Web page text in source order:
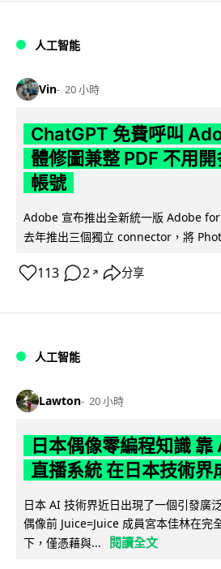
人工智能
Vin 20 小時
ChatGPT 免費呼叫
體修圖兼整 PDF 不用
帳號
Adobe 宣布推出全新統一版 Adobe
去年推出三個獨立 connector，將
113 2 ↗ 分享
人工智能
Lawton 20 小時
日本偶像零編程知識 靠
直播系統 在日本技術界
日本 AI 技術界近日出現了一個引發廣
偶像前 Juice=Juice 成員宮本佳林在完
下，僅憑藉與...
閱讀全文